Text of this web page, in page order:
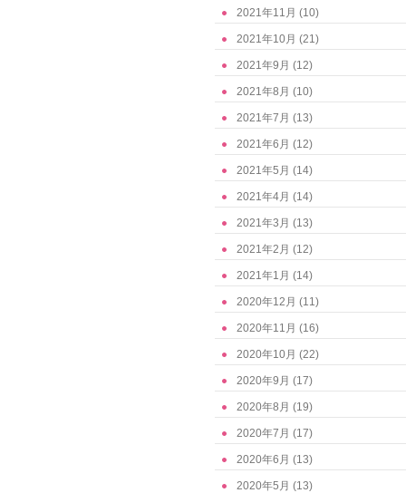
2021年11月 (10)
2021年10月 (21)
2021年9月 (12)
2021年8月 (10)
2021年7月 (13)
2021年6月 (12)
2021年5月 (14)
2021年4月 (14)
2021年3月 (13)
2021年2月 (12)
2021年1月 (14)
2020年12月 (11)
2020年11月 (16)
2020年10月 (22)
2020年9月 (17)
2020年8月 (19)
2020年7月 (17)
2020年6月 (13)
2020年5月 (13)